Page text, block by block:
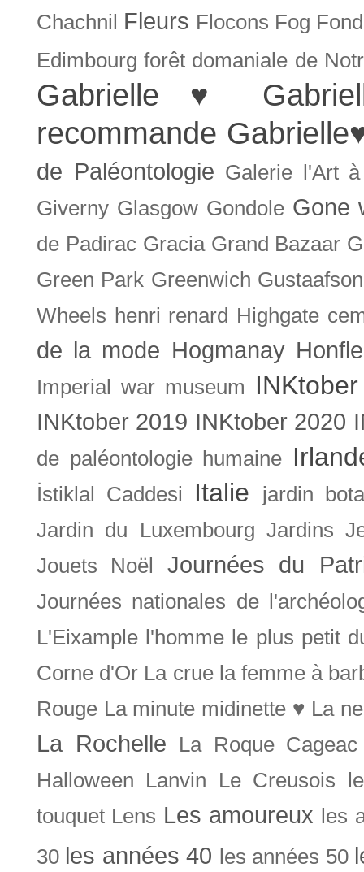
Chachnil Fleurs Flocons Fog
Edimbourg forêt domaniale de
Gabrielle ♥
recommande
de Paléontologie Galerie l'Art
Giverny Glasgow Gondole Gone
de Padirac Gracia Grand Bazaar
Green Park Greenwich Gustaafson
Wheels henri renard Highgate
de la mode Hogmanay
Imperial war museum INKtober
INKtober 2019 INKtober 2020
de paléontologie humaine
İstiklal Caddesi Italie
jardin
Jardin du Luxembourg Jardins
Jouets Noël
Journées du
Journées nationales de
L'Eixample l'homme le plus petit
Corne d'Or La crue la femme à
Rouge La minute midinette ♥ La
La Rochelle
La Roque Cageac
Halloween
Lanvin Le Creusois
touquet Lens Les amoureux les
30 les années 40 les années 50